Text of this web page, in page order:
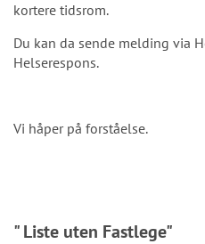
kortere tidsrom.
Du kan da sende melding via
Helserespons.
Vi håper på forståelse.
" Liste uten Fastlege"